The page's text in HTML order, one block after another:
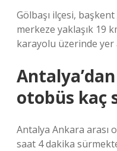
Gölbaşı ilçesi, başkent
merkeze yaklaşık 19
karayolu üzerinde yer
otobüs kaç
Antalya Ankara arası
saat 4 dakika